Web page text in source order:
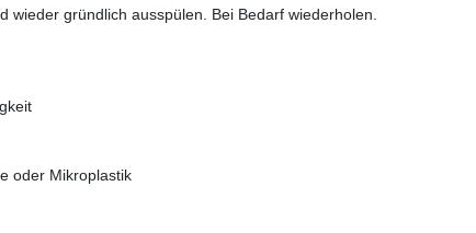
wieder gründlich ausspülen. Bei Bedarf wiederholen.
oder Mikroplastik